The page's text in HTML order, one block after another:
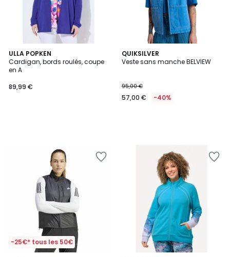
ULLA POPKEN
Cardigan, bords roulés, coupe
en A
89,99 €
QUIKSILVER
Veste sans manche BELVIEW
95,00 €
57,00 € -40%
-25€* tous les 50€